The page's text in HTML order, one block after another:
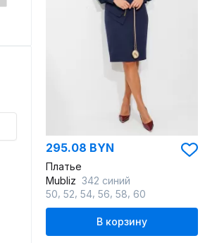
295.08 BYN
Платье
Mubliz 342 синий
50 52 54 56 58 60
В корзину